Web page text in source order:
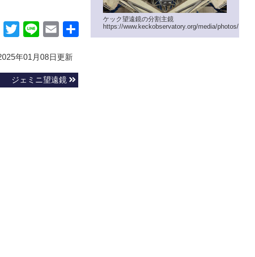
X Twitter
LineEmail
年01月08日更新
ジェミニ望遠鏡
ケック望遠鏡の分割主鏡
https://www.keckobservatory.org/media/photos/